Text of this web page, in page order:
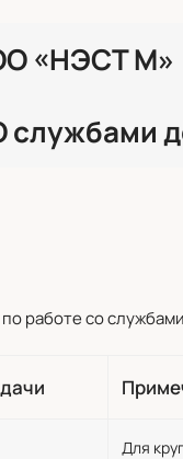
«НЭСТ М»
службами
работе со
Для